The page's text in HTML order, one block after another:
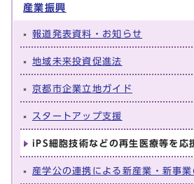
産業振興
報道発表資料・お知らせ
地域未来投資促進法
京都市企業立地ガイド
スタートアップ支援
iPS細胞技術などの再生医療等を応
産学公の連携による新産業・新事業